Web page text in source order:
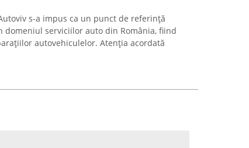
s-a impus ca un punct de referință
serviciilor auto din România, fiind
autovehiculelor. Atenția acordată